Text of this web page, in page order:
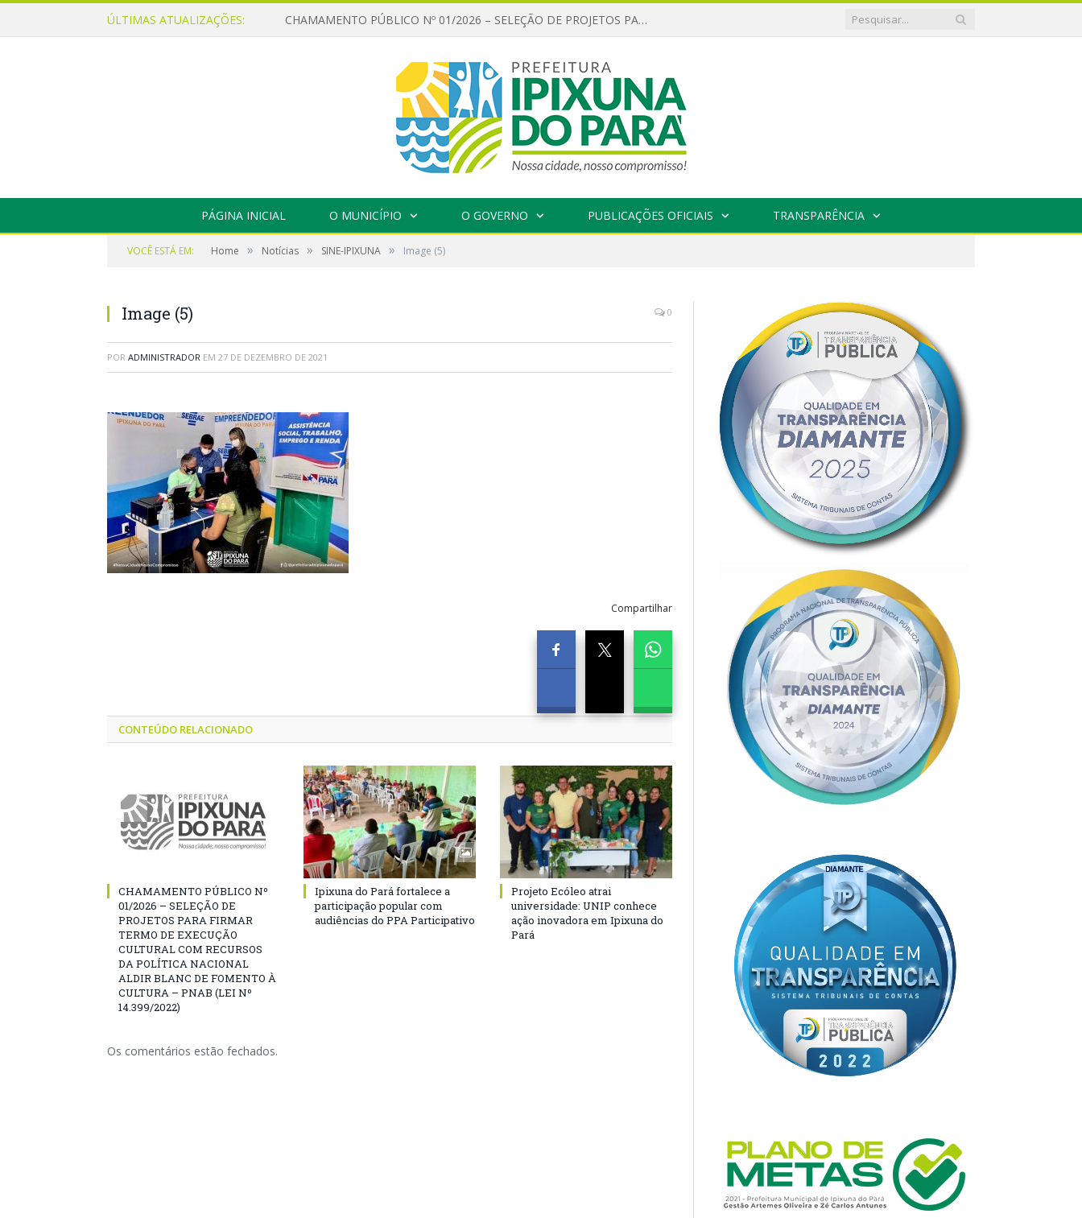
ÚLTIMAS ATUALIZAÇÕES: CHAMAMENTO PÚBLICO Nº 01/2026 – SELEÇÃO DE PROJETOS PARA FIRMAR TERMO DE EXECUÇÃO CULTURAL COM RECURSOS DA POLÍTICA NACIONAL ALDIR BLANC DE FOMENTO À CULTURA – PNAB (LEI Nº 14.399/2022)
PÁGINA INICIAL O MUNICÍPIO O GOVERNO PUBLICAÇÕES OFICIAIS TRANSPARÊNCIA
VOCÊ ESTÁ EM: Home » Notícias » SINE-IPIXUNA » Image (5)
Image (5) 0
POR ADMINISTRADOR EM 27 DE DEZEMBRO DE 2021
Compartilhar
CONTEÚDO RELACIONADO
CHAMAMENTO PÚBLICO Nº
01/2026 – SELEÇÃO DE
PROJETOS PARA FIRMAR
TERMO DE EXECUÇÃO
CULTURAL COM RECURSOS
DA POLÍTICA NACIONAL
ALDIR BLANC DE FOMENTO À
CULTURA – PNAB (LEI Nº
14.399/2022)
Ipixuna do Pará fortalece a
participação popular com
audiências do PPA Participativo
Projeto Ecóleo atrai
universidade: UNIP conhece
ação inovadora em Ipixuna do
Pará
Os comentários estão fechados.